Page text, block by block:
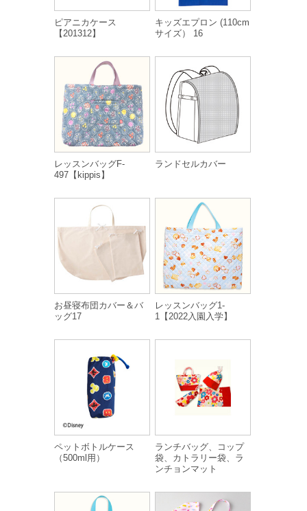
ピアニカケース
【201312】
キッズエプロン (110cm
サイズ） 16
レッスンバッグF-
497【kippis】
ランドセルカバー
お昼寝布団カバー＆バ
ッグ17
レッスンバッグ1-
1【2022入園入学】
ペットボトルケース
（500ml用）
ランチバッグ、コップ
袋、カトラリー袋、ラ
ンチョンマット